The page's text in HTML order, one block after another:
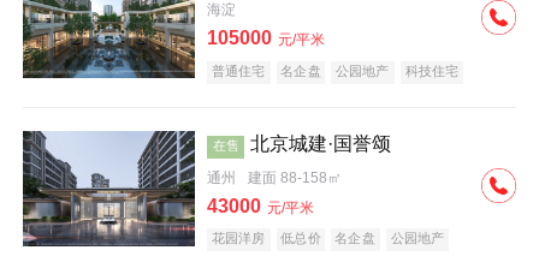
海淀
105000 元/平米
普通住宅 名企盘 公园地产 科技住宅
在售 北京城建·国誉颂
通州 建面 88-158㎡
43000 元/平米
花园洋房 低总价 名企盘 公园地产